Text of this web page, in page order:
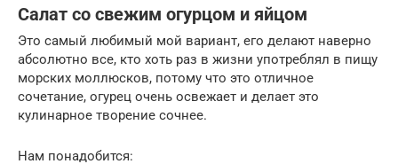
Салат со свежим огурцом и яйцом
Это самый любимый мой вариант, его делают наверно
абсолютно все, кто хоть раз в жизни употреблял в пищу
морских моллюсков, потому что это отличное
сочетание, огурец очень освежает и делает это
кулинарное творение сочнее.
Нам понадобится: